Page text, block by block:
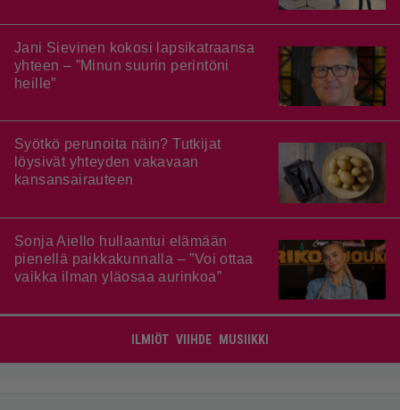
Jani Sievinen kokosi lapsikatraansa
yhteen – ”Minun suurin perintöni
heille”
Syötkö perunoita näin? Tutkijat
löysivät yhteyden vakavaan
kansansairauteen
Sonja Aiello hullaantui elämään
pienellä paikkakunnalla – ”Voi ottaa
vaikka ilman yläosaa aurinkoa”
ILMIÖT VIIHDE MUSIIKKI